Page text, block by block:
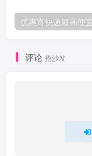
评论 抢沙发